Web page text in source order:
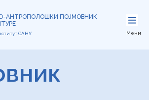
АНТРОПОЛОШКИ ПОЈМОВНИК
САНУ Мени